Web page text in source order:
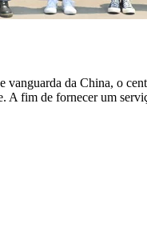
da China, o
A fim de fornecer um